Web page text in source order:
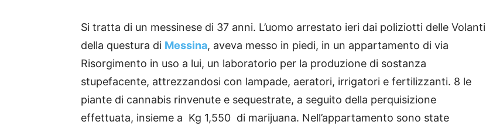
Si tratta di un messinese di 37 anni. L’uomo arrestato ieri dai poliziotti delle Volanti
della questura di Messina, aveva messo in piedi, in un appartamento di via
Risorgimento in uso a lui, un laboratorio per la produzione di sostanza
stupefacente, attrezzandosi con lampade, aeratori, irrigatori e fertilizzanti. 8 le
piante di cannabis rinvenute e sequestrate, a seguito della perquisizione
effettuata, insieme a Kg 1,550 di marijuana. Nell’appartamento sono state